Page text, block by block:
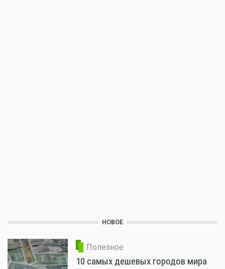
НОВОЕ
Полезное
10 самых дешевых городов мира